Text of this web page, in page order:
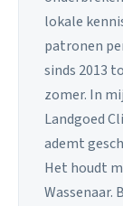
lokale
patronen
sinds 2013
zomer. In
Landgoed
ademt
Het houdt
Wassenaar.